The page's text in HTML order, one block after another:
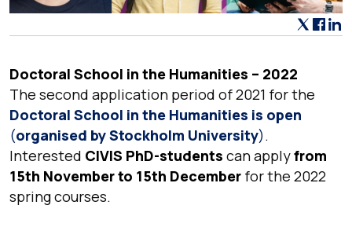
Doctoral School in the Humanities – 2022
The second application period of 2021 for the
Doctoral School in the Humanities is open
(organised by Stockholm University).
Interested CIVIS PhD-students can applyfrom
15th November to 15th December for the 2022
spring courses.